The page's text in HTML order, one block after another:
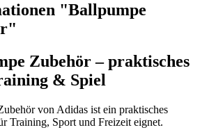
"Ballpumpe
Zubehör – praktisches
& Spiel
von Adidas ist ein praktisches
Training, Sport und Freizeit eignet.